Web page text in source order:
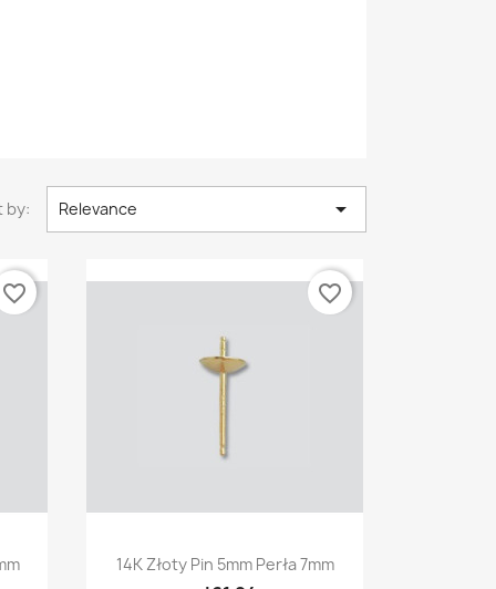
by: Relevance 
favorite_border
Quick view
14K Złoty Pin 5mm Perła 7mm
favorite_border